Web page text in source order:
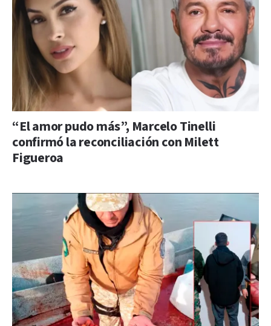
“El amor pudo más”, Marcelo Tinelli
confirmó la reconciliación con Milett
Figueroa